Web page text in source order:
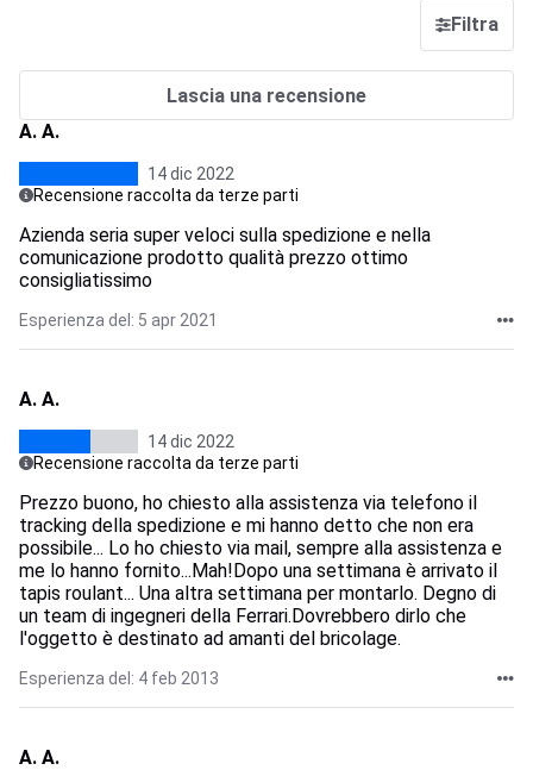
Filtra
Lascia una recensione
A. A.
14 dic 2022
Recensione raccolta da terze parti
Azienda seria super veloci sulla spedizione e nella
comunicazione prodotto qualità prezzo ottimo
consigliatissimo
Esperienza del: 5 apr 2021
A. A.
14 dic 2022
Recensione raccolta da terze parti
Prezzo buono, ho chiesto alla assistenza via telefono il
tracking della spedizione e mi hanno detto che non era
possibile... Lo ho chiesto via mail, sempre alla assistenza e
me lo hanno fornito...Mah!Dopo una settimana è arrivato il
tapis roulant... Una altra settimana per montarlo. Degno di
un team di ingegneri della Ferrari.Dovrebbero dirlo che
l'oggetto è destinato ad amanti del bricolage.
Esperienza del: 4 feb 2013
A. A.